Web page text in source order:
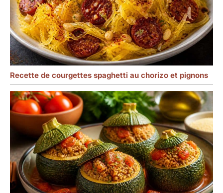
Recette de courgettes spaghetti au chorizo et pignons